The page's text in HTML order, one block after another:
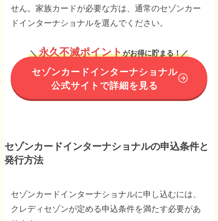
せん。家族カードが必要な方は、通常のセゾンカー
ドインターナショナルを選んでください。
＼永久不滅ポイントがお得に貯まる！／
セゾンカードインターナショナル
公式サイトで詳細を見る
セゾンカードインターナショナルの申込条件と
発行方法
セゾンカードインターナショナルに申し込むには、
クレディセゾンが定める申込条件を満たす必要があ